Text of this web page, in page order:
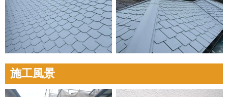
施工風景